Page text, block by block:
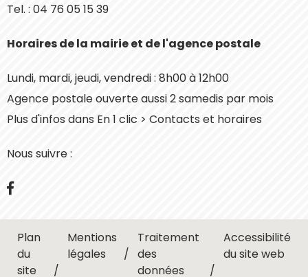
Tel. : 04 76 05 15 39
Horaires de la mairie et de l'agence postale
Lundi, mardi, jeudi, vendredi : 8h00 à 12h00
Agence postale ouverte aussi 2 samedis par mois
Plus d'infos dans En 1 clic > Contacts et horaires
Nous suivre :
Facebook
Plan
du
site
Mentions
légales
Traitement
des
données
Accessibilité
du site web